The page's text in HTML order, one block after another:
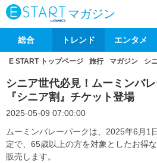
マガジン
総合 トレンド エンタメ
E START トップページ 旅行 マガジン シ
シニア世代必見！ムーミンバ
『シニア割』チケット登場
2025-05-09 07:00:00
ムーミンバレーパークは、2025年6月1
定で、65歳以上の方を対象としたお得
販売します。